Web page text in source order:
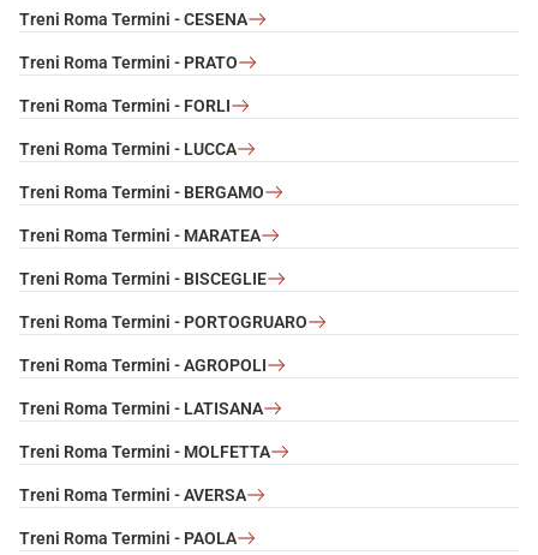
Treni Roma Termini - CESENA
Treni Roma Termini - PRATO
Treni Roma Termini - FORLI
Treni Roma Termini - LUCCA
Treni Roma Termini - BERGAMO
Treni Roma Termini - MARATEA
Treni Roma Termini - BISCEGLIE
Treni Roma Termini - PORTOGRUARO
Treni Roma Termini - AGROPOLI
Treni Roma Termini - LATISANA
Treni Roma Termini - MOLFETTA
Treni Roma Termini - AVERSA
Treni Roma Termini - PAOLA